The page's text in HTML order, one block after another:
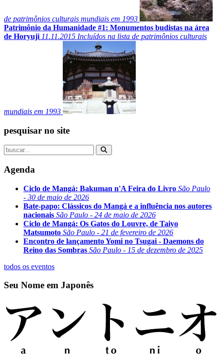
de patrimônios culturais mundiais em 1993
Patrimônio da Humanidade #1: Monumentos budistas na área
de Horyuji 11.11.2015 Incluídos na lista de patrimônios culturais
mundiais em 1993
pesquisar no site
Agenda
Ciclo de Mangá: Bakuman n'A Feira do Livro São Paulo
- 30 de maio de 2026
Bate-papo: Clássicos do Mangá e a influência nos autores
nacionais São Paulo - 24 de maio de 2026
Ciclo de Mangá: Os Gatos do Louvre, de Taiyo
Matsumoto São Paulo - 21 de fevereiro de 2026
Encontro de lançamento Yomi no Tsugai - Daemons do
Reino das Sombras São Paulo - 15 de dezembro de 2025
todos os eventos
Seu Nome em Japonês